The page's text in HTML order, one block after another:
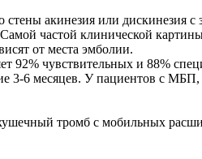
акинезия или дискинезия с
частой клинической
от места эмболии.
92% чувствительных и 88%
3-6 месяцев. У пациентов с
тромб с мобильных